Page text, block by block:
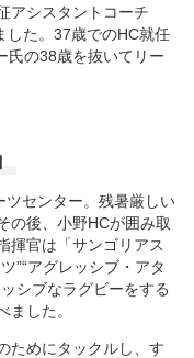
アシスタントコーチ
した。37歳でのHC就任
氏の38歳を抜いてリー
センター。残暑厳しい
の後、小野HCが囲み取
揮官は「サンゴリアス
”“アグレッシブ・アタ
シブなラグビーをする
した。
ためにタックルし、す